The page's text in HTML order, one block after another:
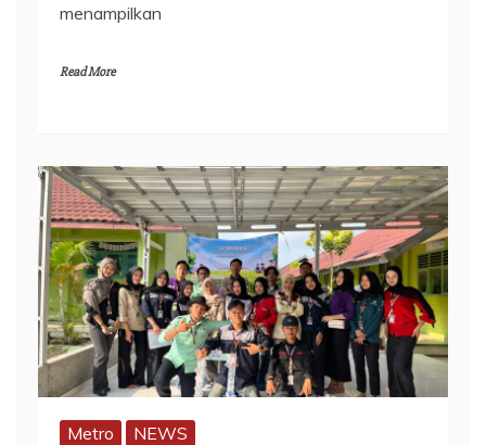
menampilkan
Read More
Metro NEWS